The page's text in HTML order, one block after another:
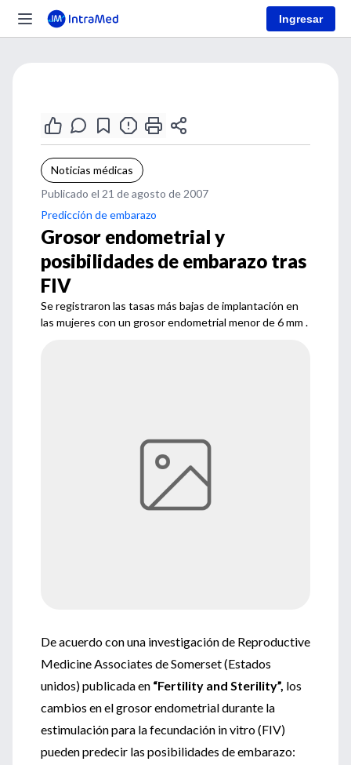
Ingresar
Noticias médicas
Publicado el 21 de agosto de 2007
Predicción de embarazo
Grosor endometrial y
posibilidades de embarazo tras
FIV
Se registraron las tasas más bajas de implantación en
las mujeres con un grosor endometrial menor de 6 mm .
De acuerdo con una investigación de Reproductive
Medicine Associates de Somerset (Estados
unidos) publicada en “Fertility and Sterility”, los
cambios en el grosor endometrial durante la
estimulación para la fecundación in vitro (FIV)
pueden predecir las posibilidades de embarazo: